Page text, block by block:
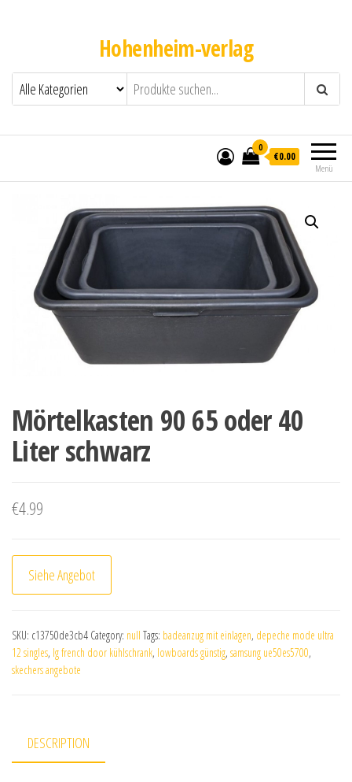
Hohenheim-verlag
Menü
0
€0.00
Mörtelkasten 90 65 oder 40
Liter schwarz
€4.99
Siehe Angebot
SKU: c13750de3cb4 Category: null Tags: badeanzug mit einlagen, depeche mode ultra
12 singles, lg french door kühlschrank, lowboards günstig, samsung ue50es5700,
skechers angebote
DESCRIPTION